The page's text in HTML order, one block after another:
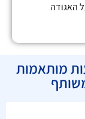
האגודה
מותאמות